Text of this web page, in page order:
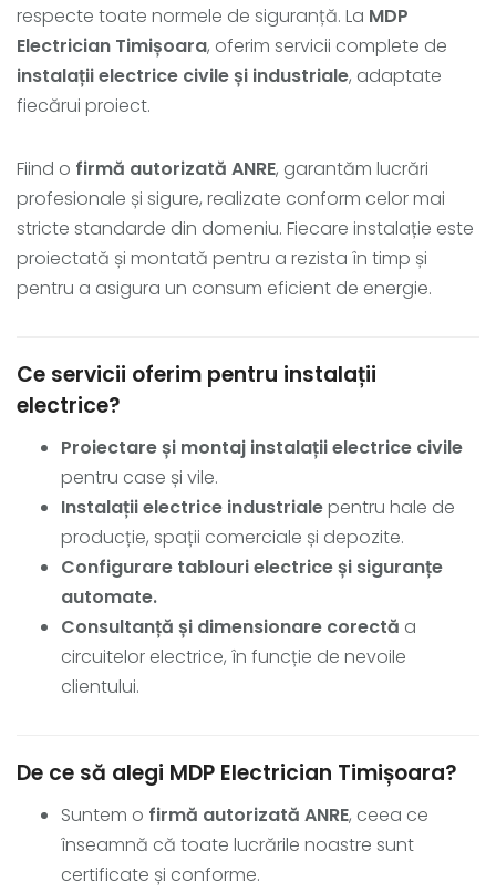
respecte toate normele de siguranță. La MDP
Electrician Timișoara, oferim servicii complete de
instalații electrice civile și industriale, adaptate
fiecărui proiect.
Fiind o firmă autorizată ANRE, garantăm lucrări
profesionale și sigure, realizate conform celor mai
stricte standarde din domeniu. Fiecare instalație este
proiectată și montată pentru a rezista în timp și
pentru a asigura un consum eficient de energie.
Ce servicii oferim pentru instalații
electrice?
Proiectare și montaj instalații electrice civile
pentru case și vile.
Instalații electrice industrialepentru hale de
producție, spații comerciale și depozite.
Configurare tablouri electrice și siguranțe
automate.
Consultanță și dimensionare corectă a
circuitelor electrice, în funcție de nevoile
clientului.
De ce să alegi MDP Electrician Timișoara?
Suntem o firmă autorizată ANRE, ceea ce
înseamnă că toate lucrările noastre sunt
certificate și conforme.